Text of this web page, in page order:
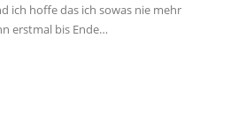
ich hoffe das ich sowas nie mehr
erstmal bis Ende…